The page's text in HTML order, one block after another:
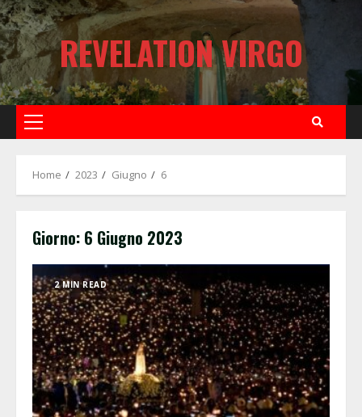
Skip
to
content
REVELATION VIRGO
Primary
Home 2023 Giugno 6
Giorno: 6 Giugno 2023
2 MIN READ